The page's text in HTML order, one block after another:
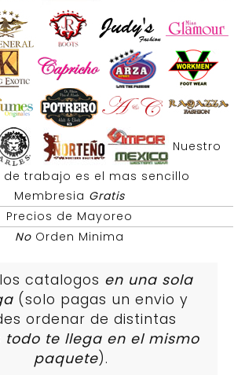
Nuestro
de trabajo es el mas sencillo
Membresia Gratis
Precios de Mayoreo
NoOrden Minima
catalogos en una sola
(solo pagas un envio y
ordenar de distintas
todo te llega en el mismo
paquete).